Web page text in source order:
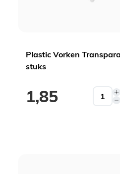
Plastic Vorken
stuks
1,85